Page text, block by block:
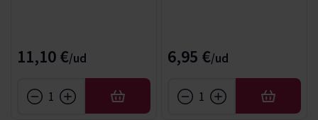
11,10 €
AFEGIR
6,95 €
AFEGIR